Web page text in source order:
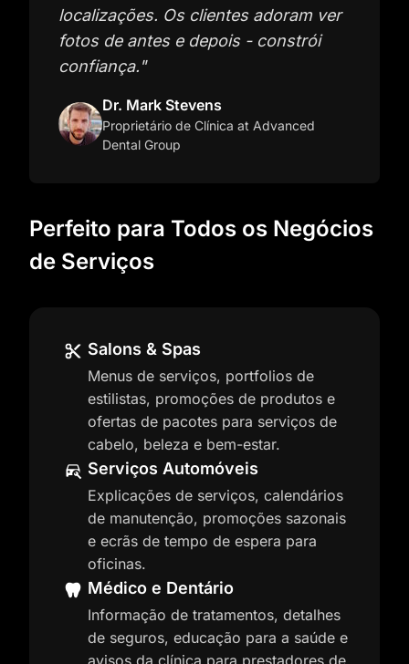
localizações. Os clientes adoram ver
fotos de antes e depois - constrói
confiança."
Dr. Mark Stevens
Proprietário de Clínica at Advanced
Dental Group
Perfeito para Todos os Negócios
de Serviços
Salons & Spas
Menus de serviços, portfolios de
estilistas, promoções de produtos e
ofertas de pacotes para serviços de
cabelo, beleza e bem-estar.
Serviços Automóveis
Explicações de serviços, calendários
de manutenção, promoções sazonais
e ecrãs de tempo de espera para
oficinas.
Médico e Dentário
Informação de tratamentos, detalhes
de seguros, educação para a saúde e
avisos da clínica para prestadores de